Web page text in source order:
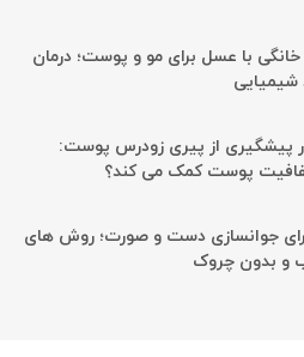
خانگی با عسل برای مو و پوست؛ درمان
شیمیایی
پیشگیری از پیری زودرس پوست:
پوست کمک می کند؟
جوانسازی دست و صورت؛ روش های
و بدون چروک